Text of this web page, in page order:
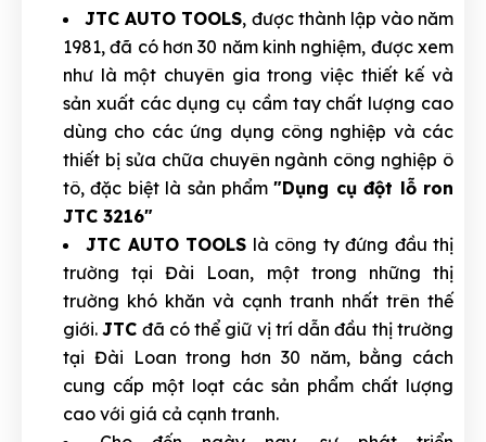
JTC AUTO TOOLS, được thành lập vào năm
1981, đã có hơn 30 năm kinh nghiệm, được xem
như là một chuyên gia trong việc thiết kế và
sản xuất các dụng cụ cầm tay chất lượng cao
dùng cho các ứng dụng công nghiệp và các
thiết bị sửa chữa chuyên ngành công nghiệp ô
tô, đặc biệt là sản phẩm"Dụng cụ đột lỗ ron
JTC 3216"
JTC AUTO TOOLS là công ty đứng đầu thị
trường tại Đài Loan, một trong những thị
trường khó khăn và cạnh tranh nhất trên thế
giới.JTC đã có thể giữ vị trí dẫn đầu thị trường
tại Đài Loan trong hơn 30 năm, bằng cách
cung cấp một loạt các sản phẩm chất lượng
cao với giá cả cạnh tranh.